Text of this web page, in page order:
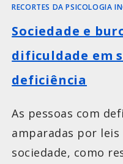
RECORTES DA PSICOLOGIA
Sociedade e
dificuldade em
deficiência
As pessoas com
amparadas por leis
sociedade, como